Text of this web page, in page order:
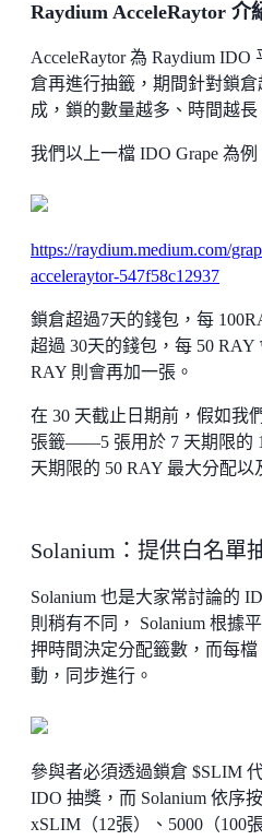
Raydium AcceleRaytor 介
AcceleRaytor 為 Raydium
倉再進行抽籤，期間針對鎖
成，鎖的數量越多、時間越長
我們以上一檔 IDO Grape 為例
https://raydium.medium.com/
acceleraytor-547f58c12937
鎖倉超過7天的錢包，每
超過 30天的錢包，每 50
RAY 則會再加一張。
在 30 天截止日期前，假如我
張籤——5 張用於 7 天期限的
天期限的 50 RAY 最大分配以
Solanium：提供白名單
Solanium 也是大家常討論的
則稍有不同， Solanium 根據
押時間決定分配籤數，而每
動，同步進行。
參與者必須透過鎖倉 $SLIM
IDO 抽獎，而 Solanium 依序
xSLIM（12張）、5000（100